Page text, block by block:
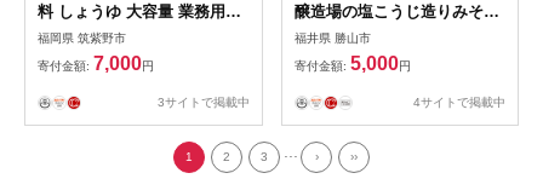
料 しょうゆ 大容量 業務用
[ゑびす醤油 福岡県 筑紫野市
21760181] 甘口醤油 しょうゆ
九州
福岡県 筑紫野市
寄付金額: 7,000円
3サイトで掲載中
醸造場の塩こうじ造りみそ
「いっぺん食べてみそ」
750g×3袋 [A-074005]
福井県 勝山市
寄付金額: 5,000円
4サイトで掲載中
1 2 3 ... › ››